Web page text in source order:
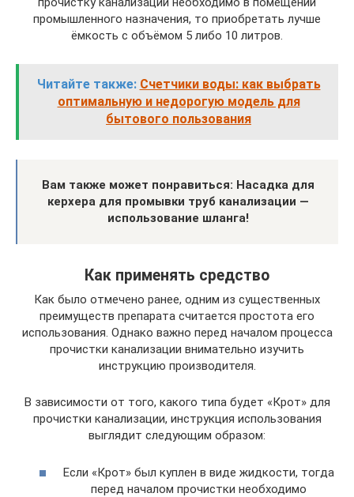
промышленного назначения, то приобретать лучше
ёмкость с объёмом 5 либо 10 литров.
Читайте также: Счетчики воды: как выбрать
оптимальную и недорогую модель для
бытового пользования
Вам также может понравиться: Насадка для
керхера для промывки труб канализации —
использование шланга!
Как применять средство
Как было отмечено ранее, одним из существенных
преимуществ препарата считается простота его
использования. Однако важно перед началом процесса
прочистки канализации внимательно изучить
инструкцию производителя.
В зависимости от того, какого типа будет «Крот» для
прочистки канализации, инструкция использования
выглядит следующим образом:
Если «Крот» был куплен в виде жидкости, тогда
перед началом прочистки необходимо